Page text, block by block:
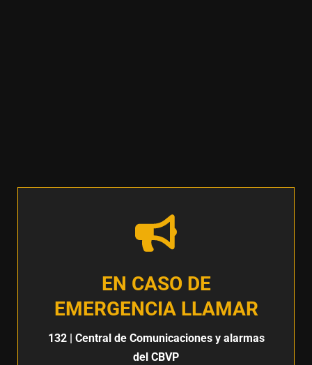
EN CASO DE
EMERGENCIA LLAMAR
132| Central de Comunicaciones y alarmas
del CBVP